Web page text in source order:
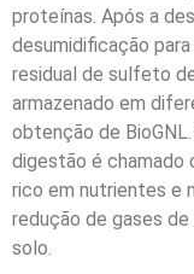
proteínas. Após a
desumidificação
residual de sulfeto
armazenado em
obtenção de
digestão é chamado
rico em nutrientes e
redução de gases
solo.